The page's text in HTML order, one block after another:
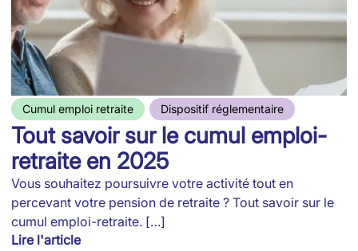
Cumul emploi retraite Dispositif réglementaire
Tout savoir sur le cumul emploi-
retraite en 2025
Vous souhaitez poursuivre votre activité tout en
percevant votre pension de retraite ? Tout savoir sur le
cumul emploi-retraite. […]
Lire l'article